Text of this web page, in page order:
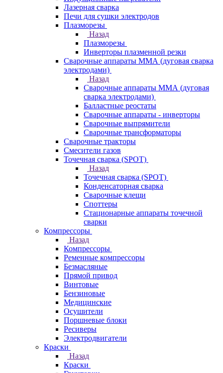
Лазерная сварка
Печи для сушки электродов
Плазморезы
Назад
Плазморезы
Инверторы плазменной резки
Сварочные аппараты ММА (дуговая сварка
электродами)
Назад
Сварочные аппараты ММА (дуговая
сварка электродами)
Балластные реостаты
Сварочные аппараты - инверторы
Сварочные выпрямители
Сварочные трансформаторы
Сварочные тракторы
Смесители газов
Точечная сварка (SPOT)
Назад
Точечная сварка (SPOT)
Конденсаторная сварка
Сварочные клещи
Споттеры
Стационарные аппараты точечной
сварки
Компрессоры
Назад
Компрессоры
Ременные компрессоры
Безмасляные
Прямой привод
Винтовые
Бензиновые
Медицинские
Осушители
Поршневые блоки
Ресиверы
Электродвигатели
Краски
Назад
Краски